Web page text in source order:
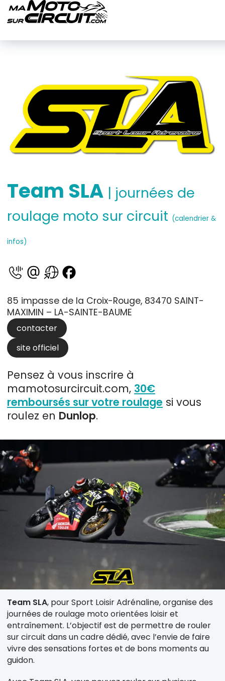
Team SLA | journées de
roulage moto sur circuit (calendrier &
infos)
85 impasse de la Croix-Rouge, 83470 SAINT-
MAXIMIN – LA-SAINTE-BAUME
contacter
site officiel
Pensez à vous inscrire à
mamotosurcircuit.com, 30€
remboursés sur votre roulage si vous
roulez en Dunlop.
Team SLA, pour Sport Loisir Adrénaline, organise des
journées de roulage moto orientées loisir et
entraînement. L’objectif est de permettre de rouler
sur circuit dans un cadre dédié, avec l’envie de faire
vivre des sensations fortes et de bons moments au
guidon.